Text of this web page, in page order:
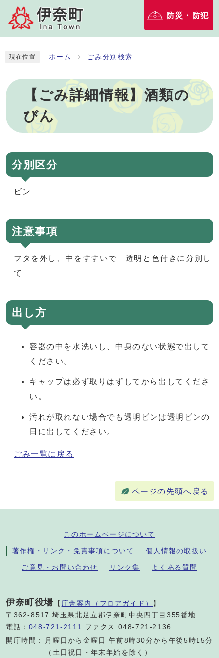
防災・防犯
現在位置 ホーム ごみ分別検索
【ごみ詳細情報】酒類の
びん
分別区分
ビン
注意事項
フタを外し、中をすすいで 透明と色付きに分別し
て
出し方
容器の中を水洗いし、中身のない状態で出して
ください。
キャップは必ず取りはずしてから出してくださ
い。
汚れが取れない場合でも透明ビンは透明ビンの
日に出してください。
ごみ一覧に戻る
ページの先頭へ戻る
このホームページについて
著作権・リンク・免責事項について 個人情報の取扱い
ご意見・お問い合わせ リンク集 よくある質問
伊奈町役場 【 庁舎案内（フロアガイド） 】
〒362-8517 埼玉県北足立郡伊奈町中央四丁目355番地
電話： 048-721-2111
ファクス:048-721-2136
開庁時間：
月曜日から金曜日 午前8時30分から午後5時15分
（土日祝日・年末年始を除く）